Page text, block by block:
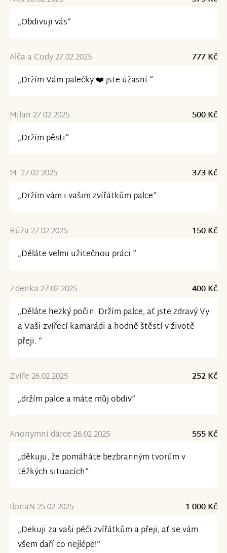
„Obdivuji vás“
Alča a Cody 27.02.2025
777 Kč
„Držím Vám palečky ❤️ jste úžasní “
Milan 27.02.2025
500 Kč
„Držím pěsti“
M. 27.02.2025
373 Kč
„Držím vám i vašim zvířátkům palce“
Růža 27.02.2025
150 Kč
„Děláte velmi užitečnou práci.“
Zdenka 27.02.2025
400 Kč
„Děláte hezký počin. Držím palce, ať jste zdravý Vy
a Vaši zvířecí kamarádi a hodně štěstí v životě
přeji. “
Zvíře 26.02.2025
252 Kč
„držím palce a máte můj obdiv“
Anonymní dárce 26.02.2025
555 Kč
„děkuju, že pomáháte bezbranným tvorům v
těžkých situacích“
IlonaN 25.02.2025
1 000 Kč
„Dekuji za vaši péči zvířátkům a přeji, ať se vám
všem daří co nejlépe!“